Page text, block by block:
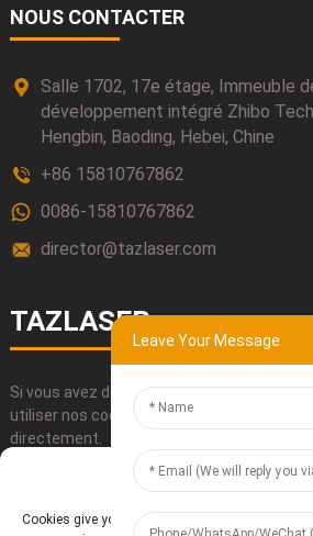
NOUS CONTACTER
Salle 1702, 17e étage, Immeuble
développement intégré Zhibo
Hengbin, Baoding, Hebei, Chine
+86 15810767862
0086-15810767862
director@tazlaser.com
TAZLASER
Si vous avez des questions concernant
utiliser nos coordonnées, nous envoyer un
directement.
Leave Your Message
Manage Cookie
Cookies give you a personalized experience.